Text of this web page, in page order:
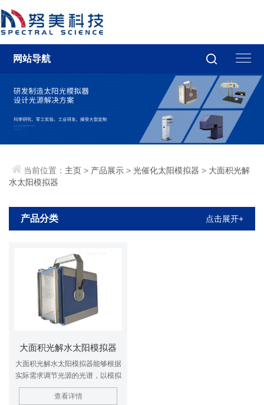
网站导航
当前位置： 主页 > 产品展示 >光催化太阳模拟器 > 大面积光解
水太阳模拟器
产品分类 点击展开+
大面积光解水太阳模拟器
大面积光解水太阳模拟器能够根据
实际需求调节光源的光谱，以模拟
不同地区、不同时间的太阳光光
谱。这对于研究光解水制氢、光催
查看详情